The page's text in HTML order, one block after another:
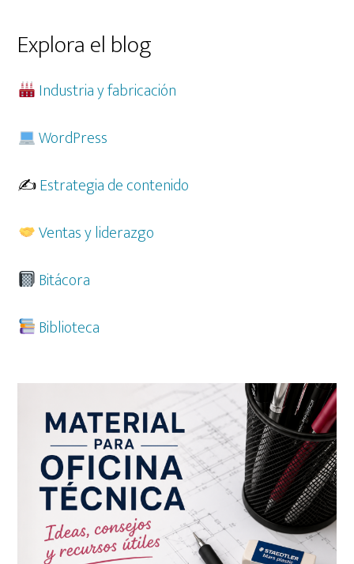
esta
web
Explora el blog
Industria y fabricación
WordPress
✍️Estrategia de contenido
Ventas y liderazgo
Bitácora
Biblioteca